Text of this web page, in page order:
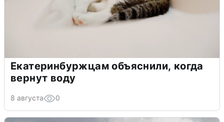
Екатеринбуржцам объяснили, когда
вернут воду
8 августа 0